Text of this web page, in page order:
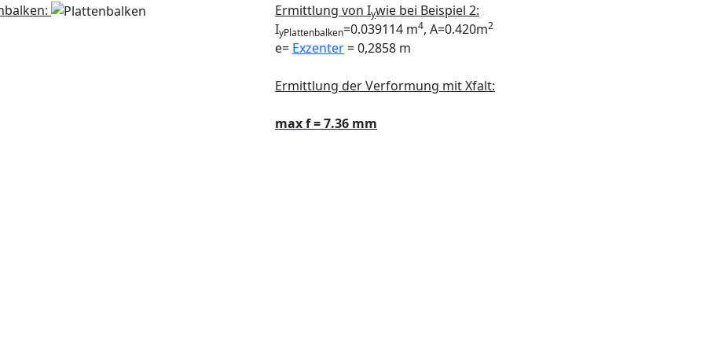
Ermittlung von Iywie bei Beispiel 2:
IyPlattenbalken=0.039114 m4, A=0.420m2
e= Exzenter= 0,2858 m
Ermittlung der Verformung mit Xfalt:
max f = 7.36 mm